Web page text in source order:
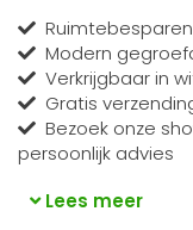
Modern
Verkrijgbaar in
Gratis
Bezoek onze
persoonlijk advies
Lees meer